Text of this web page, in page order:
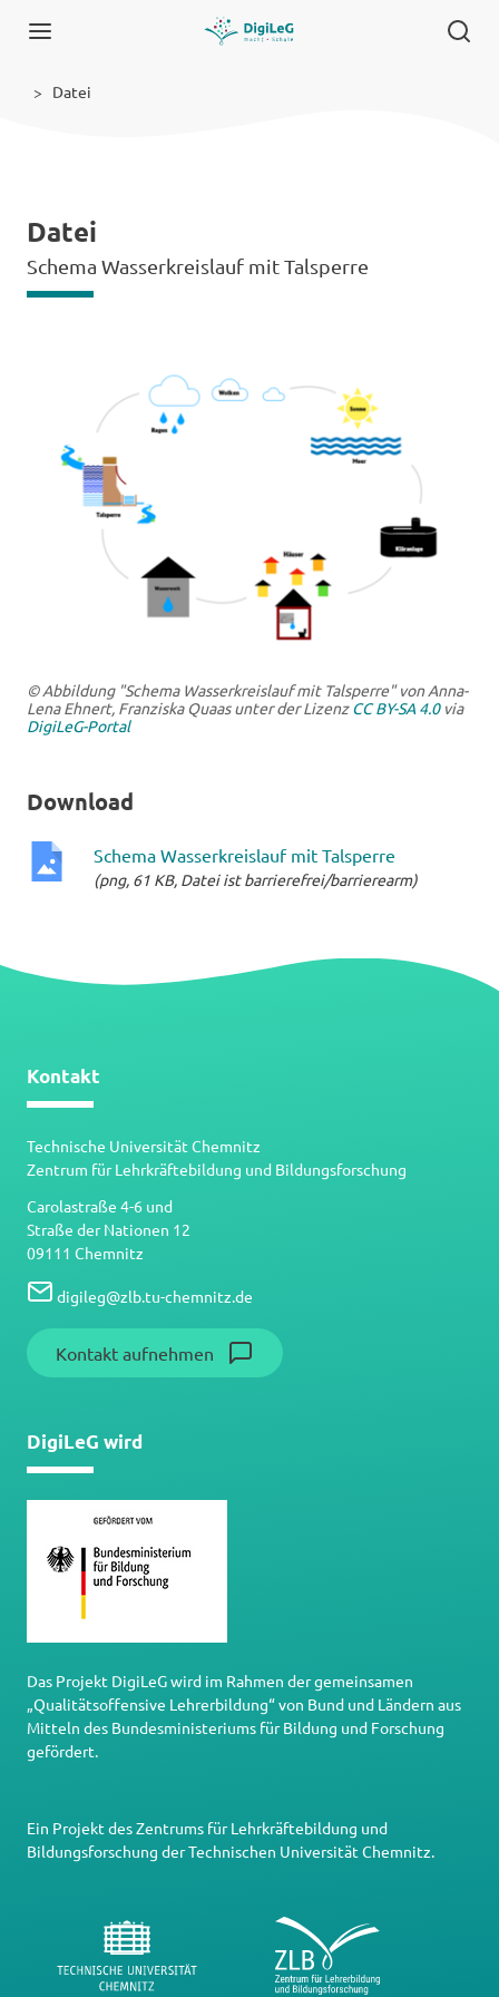
Datei
Datei
Schema Wasserkreislauf mit Talsperre
© Abbildung "Schema Wasserkreislauf mit Talsperre" von Anna-
Lena Ehnert, Franziska Quaas unter der LizenzCC BY-SA 4.0via
DigiLeG-Portal
Download
Schema Wasserkreislauf mit Talsperre
(png, 61 KB, Datei ist barrierefrei/barrierearm)
Kontakt
Technische Universität Chemnitz
Zentrum für Lehrkräftebildung und Bildungsforschung
Carolastraße 4-6 und
Straße der Nationen 12
09111 Chemnitz
digileg@zlb.tu-chemnitz.de
Kontakt aufnehmen
DigiLeG wird
Das Projekt DigiLeG wird im Rahmen der gemeinsamen
„Qualitätsoffensive Lehrerbildung“ von Bund und Ländern aus
Mitteln des Bundesministeriums für Bildung und Forschung
gefördert.
Ein Projekt desZentrums für Lehrkräftebildung und
Bildungsforschung derTechnischen Universität Chemnitz.